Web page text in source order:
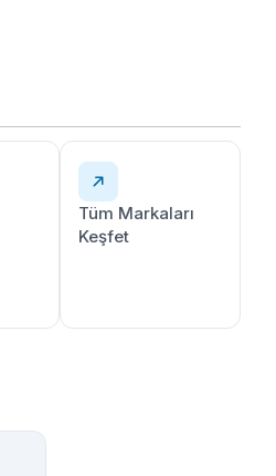
Tüm Markaları
Keşfet